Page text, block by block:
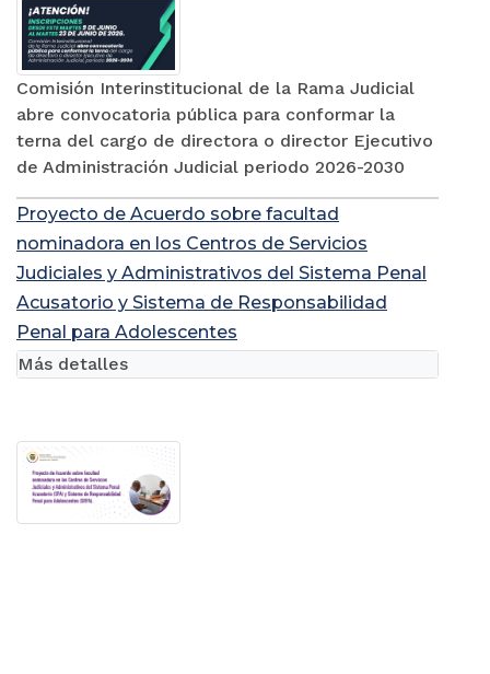
Comisión Interinstitucional de la Rama Judicial
abre convocatoria pública para conformar la
terna del cargo de directora o director Ejecutivo
de Administración Judicial periodo 2026-2030
Proyecto de Acuerdo sobre facultad
nominadora en los Centros de Servicios
Judiciales y Administrativos del Sistema Penal
Acusatorio y Sistema de Responsabilidad
Penal para Adolescentes
Más detalles